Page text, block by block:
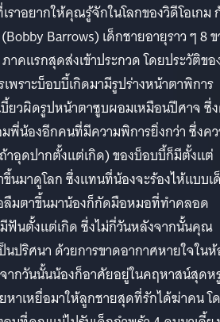
ราอยากให้คุณรู้จักในโลกของวิดีโอเกม
Barrows) เด็กชายอายุราว ๆ 8
ภาคแรกสุดส่งเข้าประกวด โดยประวัติขอ
พราะบ็อบบี้เกิดมามีรูปร่างหน้าตาพิการ
ยวผิดรูปหน้าตาซูบผอมเหมือนปีศาจ ซึ่
พี่น้องอีกคนที่มีความพิการยิ่งกว่า ซึ่งค
ถ้าอุดปากตั้งแต่เกิด) ของบ็อบบี้ก็มีตั้งแต่
นมาดูโลก ซึ่งแทนที่น้องจะร้องไห้แบบเ
ลืมตาขึ้นมาน้องก็กัดมือหมอที่ทำคลอด
ฟันตั้งแต่เกิด ซึ่งไม่กี่วันหลังจากนั้นคุณ
นปริศนา ด้วยการขาดอากาศหายใจใน
ากวันนั้นน้องก็อาศัยอยู่ในคฤหาสน์สุดห
าเหยื่อมาให้ลูกชายสุดที่รักได้ฆ่าคน โ